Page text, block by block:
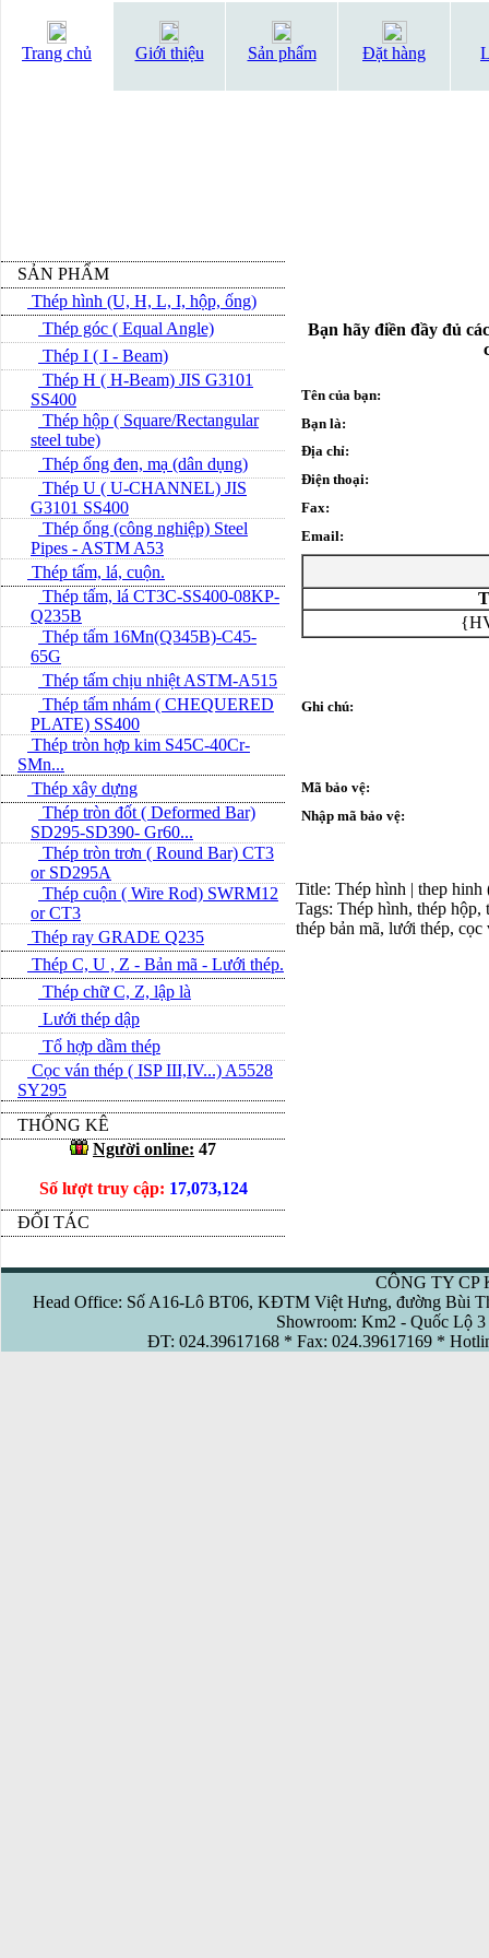
Trang chủ Giới thiệu Sản phẩm Đặt hàng
SẢN PHẨM
Thép hình (U, H, L, I, hộp, ống)
Thép góc ( Equal Angle)
Thép I ( I - Beam)
Thép H ( H-Beam) JIS G3101
SS400
Thép hộp ( Square/Rectangular
steel tube)
Thép ống đen, mạ (dân dụng)
Thép U ( U-CHANNEL) JIS
G3101 SS400
Thép ống (công nghiệp) Steel
Pipes - ASTM A53
Thép tấm, lá, cuộn.
Thép tấm, lá CT3C-SS400-08KP-
Q235B
Thép tấm 16Mn(Q345B)-C45-
65G
Thép tấm chịu nhiệt ASTM-A515
Thép tấm nhám ( CHEQUERED
PLATE) SS400
Thép tròn hợp kim S45C-40Cr-
SMn...
Thép xây dựng
Thép tròn đốt ( Deformed Bar)
SD295-SD390- Gr60...
Thép tròn trơn ( Round Bar) CT3
or SD295A
Thép cuộn ( Wire Rod) SWRM12
or CT3
Thép ray GRADE Q235
Thép C, U , Z - Bản mã - L­ưới thép.
Thép chữ C, Z, lập là
Lưới thép dập
Tổ hợp dầm thép
Cọc ván thép ( ISP III,IV...) A5528
SY295
THỐNG KÊ
Người online: 47
Số lượt truy cập: 17,073,124
ĐỐI TÁC
Bạn hãy điền đầy đủ
Tên của bạn:
Bạn là:
Địa chỉ:
Điện thoại:
Fax:
Email:
Ghi chú:
Mã bảo vệ:
Nhập mã bảo vệ:
Title: Thép hình | thep
Tags: Thép hình, thép hộp,
thép bản mã, lưới thép, cọc
CÔNG TY CP
Head Office: Số A16-Lô BT06, KĐTM Việt Hưng, đường Bùi
Showroom: Km2 - Quốc Lộ
ĐT: 024.39617168 * Fax: 024.39617169 *